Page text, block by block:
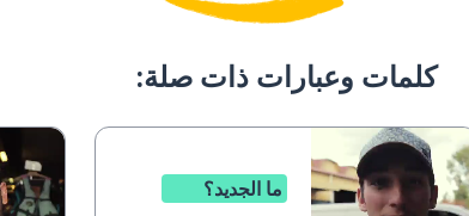
كلمات وعبارات ذات صلة:
ما الجديد؟